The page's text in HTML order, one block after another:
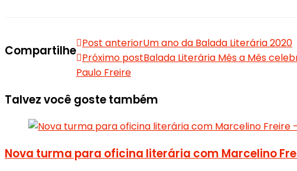
Compartilhe Post anteriorUm ano da Balada Literária 2020
Próximo postBalada Literária Mês a Mês
Paulo Freire
Talvez você goste também
Nova turma para oficina literária com Marcelino